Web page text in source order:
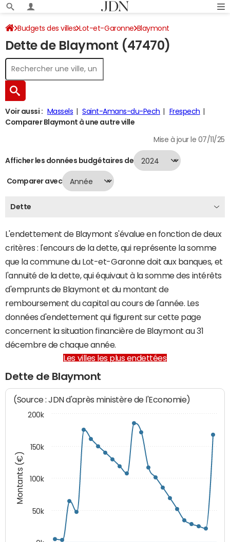
Budgets des villes Lot-et-Garonne Blaymont
Dette au 31/12/2024
Dette de Blaymont (47470)
Voir aussi : Massels Saint-Amans-du-Pech
Frespech
Comparer Blaymont à une autre ville
Mise à jour le 07/11/25
Afficher les données budgétaires de
Comparer avec
Dette
L'endettement de Blaymont s'évalue en fonction de deux
critères : l'encours de la dette, qui représente la somme
que la commune du Lot-et-Garonne doit aux banques, et
l'annuité de la dette, qui équivaut à la somme des intérêts
d'emprunts de Blaymont et du montant de
remboursement du capital au cours de l'année. Les
données d'endettement qui figurent sur cette page
concernent la situation financière de Blaymont au 31
décembre de chaque année.
Les villes les plus endettées
Dette de Blaymont
Montants (€)
(Source : JDN d'après ministère de l'Economie)
50k
100k
150k
200k